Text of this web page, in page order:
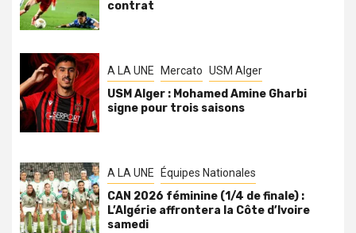
contrat
A LA UNE Mercato USM Alger
USM Alger : Mohamed Amine Gharbi
signe pour trois saisons
A LA UNE Équipes Nationales
CAN 2026 féminine (1/4 de finale) :
L’Algérie affrontera la Côte d’Ivoire
samedi